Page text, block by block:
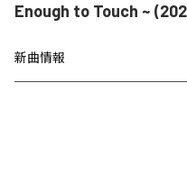
Enough to Touch ~
新曲情報